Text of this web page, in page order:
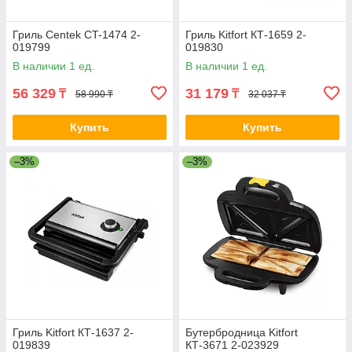
возможности прямо у себя дома.
Гриль Centek CT-1474 2-
019799
В наличии 1 ед.
56 329 ₸ 58 990 ₸
Купить
Гриль Kitfort КТ-1659 2-
019830
В наличии 1 ед.
31 179 ₸ 32 037 ₸
Купить
–3%
Гриль Kitfort КТ-1637 2-
019839
–3%
Бутербродница Kitfort
КТ-3671 2-023929